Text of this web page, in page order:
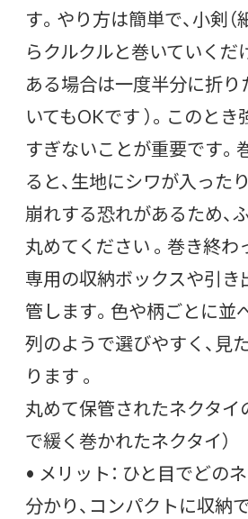
す。やり方は簡単で、小剣
らクルクルと巻いていくだ
ある場合は一度半分に折
いてもOKです ）。このと
すぎないことが重要です。
ると、生地にシワが入った
崩れする恐れがあるため、
丸めてください 。巻き終わ
専用の収納ボックスや引き
管します。色や柄ごとに並
列のようで選びやすく、見
ります 。
丸めて保管されたネクタイ
で緩く巻かれたネクタイ）
• メリット： ひと目でどの
分かり、コンパクトに収納